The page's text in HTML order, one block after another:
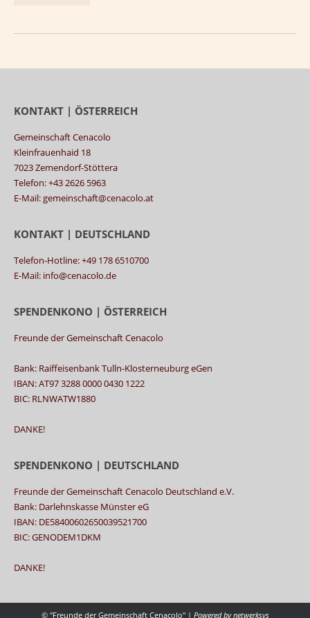
KONTAKT | ÖSTERREICH
Gemeinschaft Cenacolo
Kleinfrauenhaid 18
7023 Zemendorf-Stöttera
Telefon: +43 2626 5963
E-Mail: gemeinschaft@cenacolo.at
KONTAKT | DEUTSCHLAND
Telefon-Hotline: +49 178 6510700
E-Mail: info@cenacolo.de
SPENDENKONO | ÖSTERREICH
Freunde der Gemeinschaft Cenacolo
Bank: Raiffeisenbank Tulln-Klosterneuburg eGen
IBAN: AT97 3288 0000 0430 1222
BIC: RLNWATW1880
DANKE!
SPENDENKONO | DEUTSCHLAND
Freunde der Gemeinschaft Cenacolo Deutschland e.V.
Bank: Darlehnskasse Münster eG
IBAN: DE58400602650039521700
BIC: GENODEM1DKM
DANKE!
© "Freunde der Gemeinschaft Cenacolo" | Powered bynetwerksys